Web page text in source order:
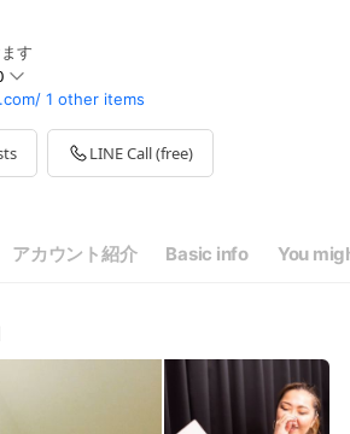
す
1 other items
LINE Call (free)
アカウント紹介 Basic info You